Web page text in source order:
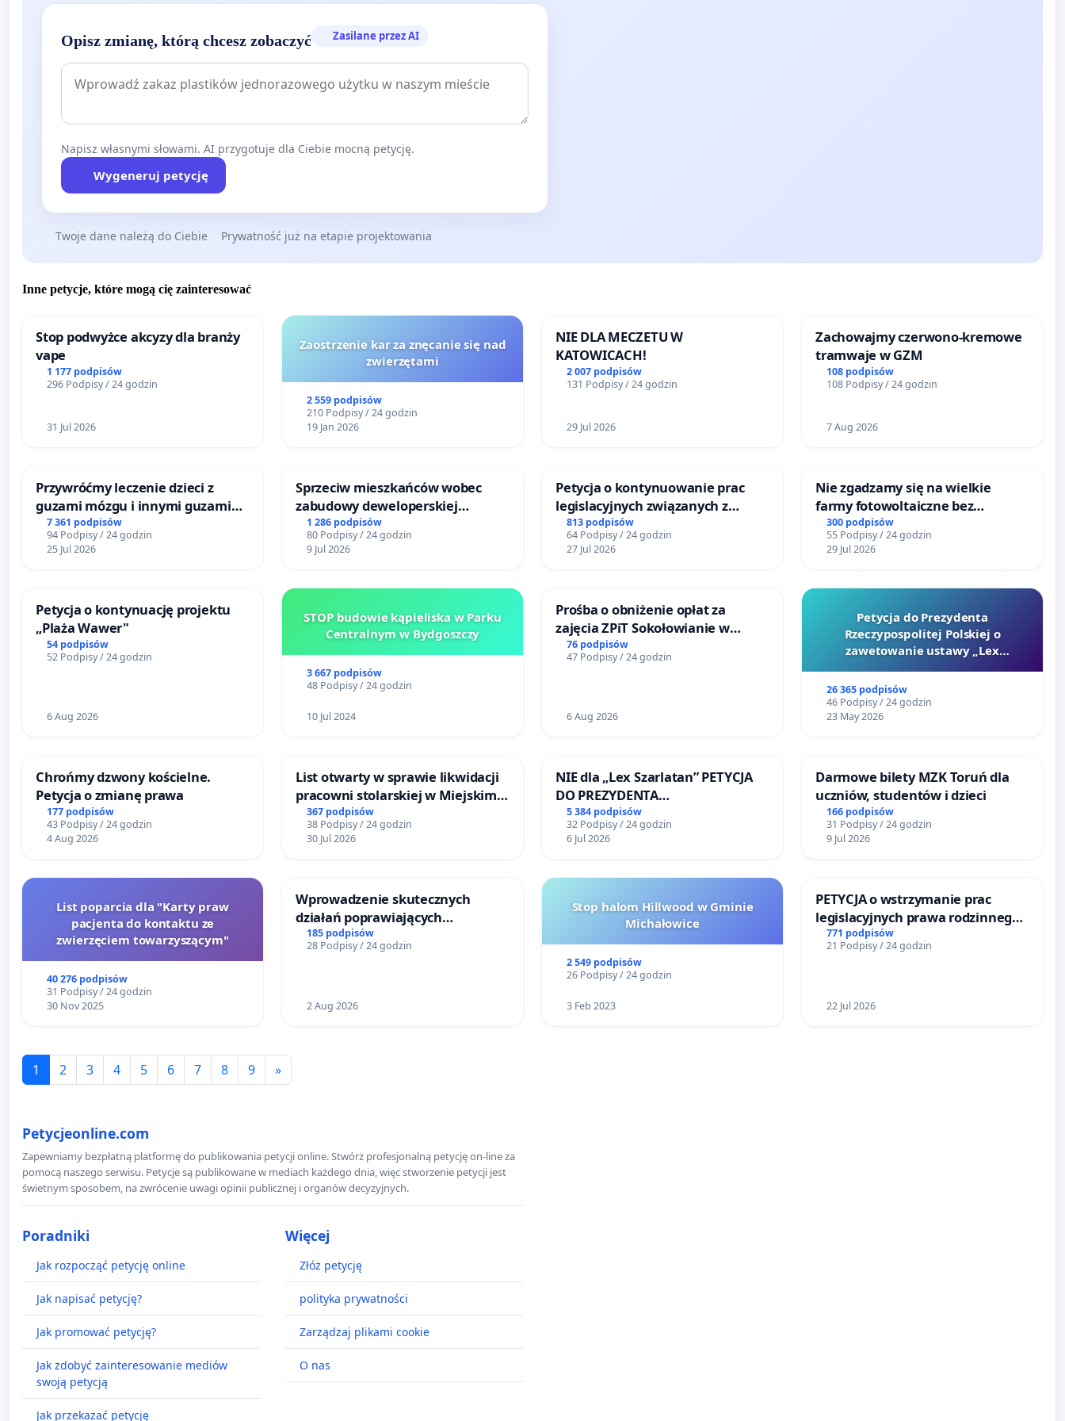
Opisz zmianę, którą chcesz zobaczyć Zasilane przez AI
Napisz własnymi słowami. AI przygotuje dla Ciebie mocną petycję.
Wygeneruj petycję
Twoje dane należą do Ciebie Prywatność już na etapie projektowania
Inne petycje, które mogą cię zainteresować
Stop podwyżce akcyzy dla branży
vape
1 177 podpisów
296 Podpisy / 24 godzin
31 Jul 2026
Zaostrzenie kar za znęcanie się nad
zwierzętami
2 559 podpisów
210 Podpisy / 24 godzin
19 Jan 2026
NIE DLA MECZETU W
KATOWICACH!
2 007 podpisów
131 Podpisy / 24 godzin
29 Jul 2026
Zachowajmy czerwono-kremowe
tramwaje w GZM
108 podpisów
108 Podpisy / 24 godzin
7 Aug 2026
Przywróćmy leczenie dzieci z
guzami mózgu i innymi guzami
litymi do Górnośląskiego
Centrum Zdrowia Dziecka w
Katowicach
7 361 podpisów
94 Podpisy / 24 godzin
25 Jul 2026
Sprzeciw mieszkańców wobec
zabudowy deweloperskiej
terenow zielonych w rejonie
Bulwarów Straceńskich w Bielsku-
Białej
1 286 podpisów
80 Podpisy / 24 godzin
9 Jul 2026
Petycja o kontynuowanie prac
legislacyjnych związanych z
reformą prawa rodzinnego
813 podpisów
64 Podpisy / 24 godzin
27 Jul 2026
Nie zgadzamy się na wielkie
farmy fotowoltaiczne bez
rzetelnych analiz i akceptacji
mieszkańców
300 podpisów
55 Podpisy / 24 godzin
29 Jul 2026
Petycja o kontynuację projektu
„Plaża Wawer"
54 podpisów
52 Podpisy / 24 godzin
6 Aug 2026
STOP budowie kąpieliska w Parku
Centralnym w Bydgoszczy
3 667 podpisów
48 Podpisy / 24 godzin
10 Jul 2024
Prośba o obniżenie opłat za
zajęcia ZPiT Sokołowianie w
Sokołowskim Ośrodku Kultury
76 podpisów
47 Podpisy / 24 godzin
6 Aug 2026
Petycja do Prezydenta
Rzeczypospolitej Polskiej o
zawetowanie ustawy „Lex
26 365 podpisów
46 Podpisy / 24 godzin
23 May 2026
Chrońmy dzwony kościelne.
Petycja o zmianę prawa
177 podpisów
43 Podpisy / 24 godzin
4 Aug 2026
List otwarty w sprawie likwidacji
pracowni stolarskiej w Miejskim
Teatrze Miniatura w Gdańsku
367 podpisów
38 Podpisy / 24 godzin
30 Jul 2026
NIE dla „Lex Szarlatan” PETYCJA
DO PREZYDENTA
RZECZYPOSPOLITEJ POLSKIEJ
5 384 podpisów
32 Podpisy / 24 godzin
6 Jul 2026
Darmowe bilety MZK Toruń dla
uczniów, studentów i dzieci
166 podpisów
31 Podpisy / 24 godzin
9 Jul 2026
List poparcia dla "Karty praw
pacjenta do kontaktu ze
zwierzęciem towarzyszącym"
40 276 podpisów
31 Podpisy / 24 godzin
30 Nov 2025
Wprowadzenie skutecznych
działań poprawiających
bezpieczeństwo na ulicy
Żeromskiego w Otwocku
185 podpisów
28 Podpisy / 24 godzin
2 Aug 2026
Stop halom Hillwood w Gminie
Michałowice
2 549 podpisów
26 Podpisy / 24 godzin
3 Feb 2023
PETYCJA o wstrzymanie prac
legislacyjnych prawa rodzinnego
narażających ofiary przemocy
771 podpisów
21 Podpisy / 24 godzin
22 Jul 2026
1 2 3 4 5 6 7 8 9 »
Petycjeonline.com
Zapewniamy bezpłatną platformę do publikowania petycji online. Stwórz profesjonalną petycję on-line za
pomocą naszego serwisu. Petycje są publikowane w mediach każdego dnia, więc stworzenie petycji jest
świetnym sposobem, na zwrócenie uwagi opinii publicznej i organów decyzyjnych.
Poradniki
Jak rozpocząć petycję online
Jak napisać petycję?
Jak promować petycję?
Jak zdobyć zainteresowanie mediów
swoją petycją
Jak przekazać petycję
Więcej
Złóż petycję
polityka prywatności
Zarządzaj plikami cookie
O nas